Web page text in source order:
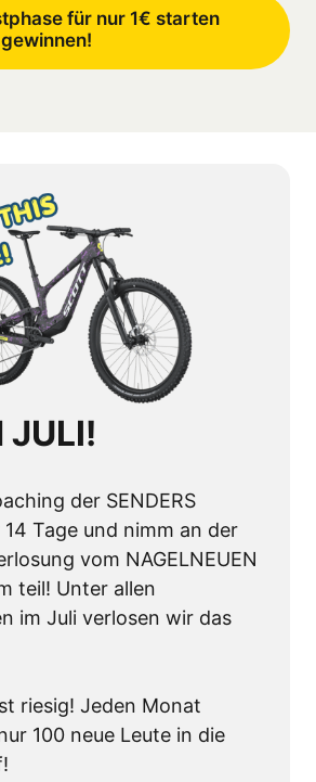
für nur 1€ starten
JULI!
der SENDERS
Tage und nimm an der
vom NAGELNEUEN
teil! Unter allen
im Juli verlosen wir das
riesig! Jeden Monat
100 neue Leute in die